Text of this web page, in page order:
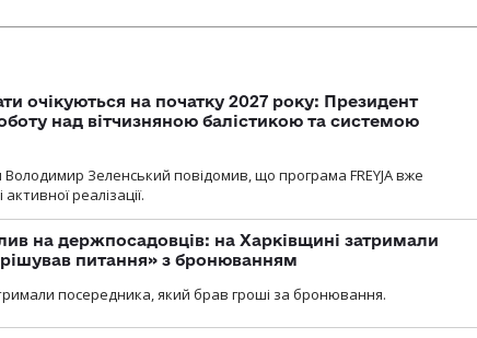
очікуються на початку 2027 року: Президент
над вітчизняною балістикою та системою
Зеленський повідомив, що програма FREYJA вже
реалізації.
на держпосадовців: на Харківщині затримали
питання» з бронюванням
посередника, який брав гроші за бронювання.